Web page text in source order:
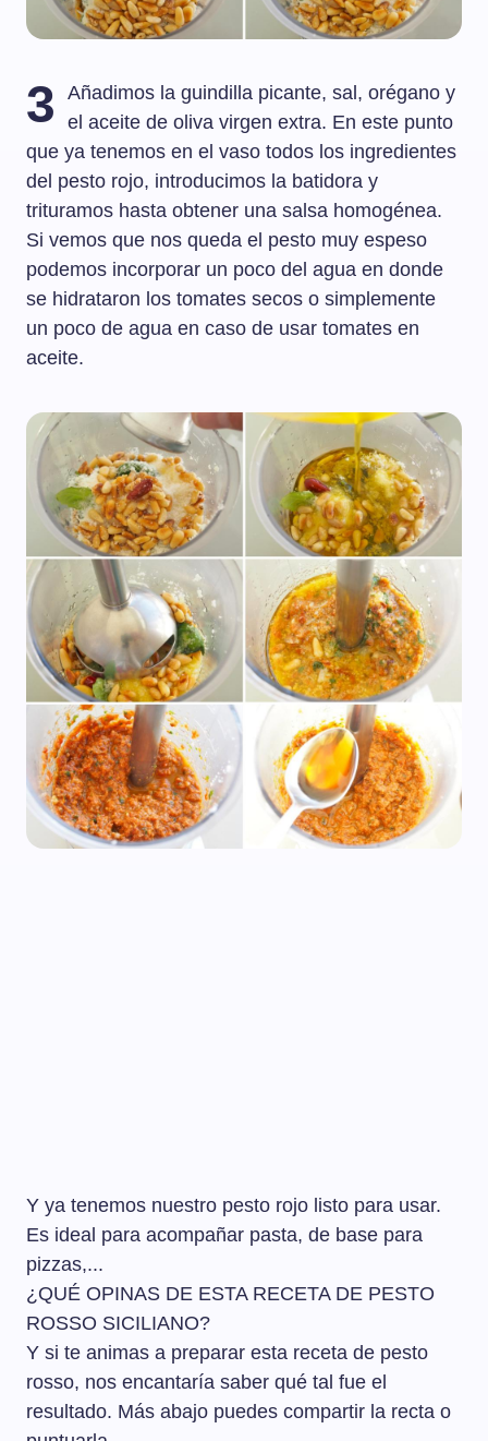
3
Añadimos la guindilla picante, sal, orégano y
el aceite de oliva virgen extra. En este punto
que ya tenemos en el vaso todos los ingredientes
del pesto rojo, introducimos la batidora y
trituramos hasta obtener una salsa homogénea.
Si vemos que nos queda el pesto muy espeso
podemos incorporar un poco del agua en donde
se hidrataron los tomates secos o simplemente
un poco de agua en caso de usar tomates en
aceite.
Y ya tenemos nuestro pesto rojo listo para usar.
Es ideal para acompañar pasta, de base para
pizzas,...
¿QUÉ OPINAS DE ESTA RECETA DE PESTO
ROSSO SICILIANO?
Y si te animas a preparar esta receta de pesto
rosso, nos encantaría saber qué tal fue el
resultado. Más abajo puedes compartir la recta o